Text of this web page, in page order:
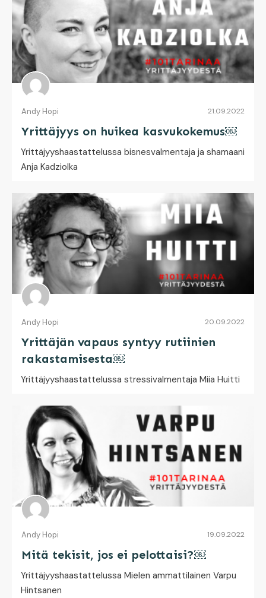
Andy Hopi 21.09.2022
Yrittäjyys on huikea kasvukokemus￼
Yrittäjyyshaastattelussa bisnesvalmentaja ja shamaani
Anja Kadziolka
Andy Hopi 20.09.2022
Yrittäjän vapaus syntyy rutiinien
rakastamisesta￼
Yrittäjyyshaastattelussa stressivalmentaja Miia Huitti
Andy Hopi 19.09.2022
Mitä tekisit, jos ei pelottaisi?￼
Yrittäjyyshaastattelussa Mielen ammattilainen Varpu
Hintsanen